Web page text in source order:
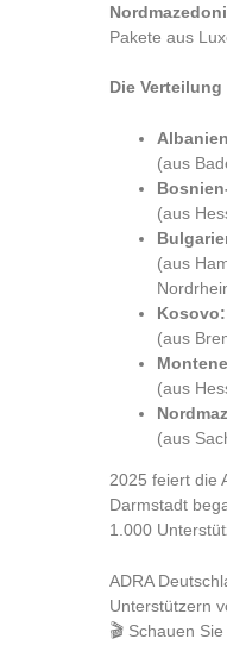
Pakete aus
Die
(aus
(aus
(aus
Kosovo:
(aus
(aus
(aus
2025 feiert die
Darmstadt
1.000
ADRA
Unterstützern
🎬 Schauen